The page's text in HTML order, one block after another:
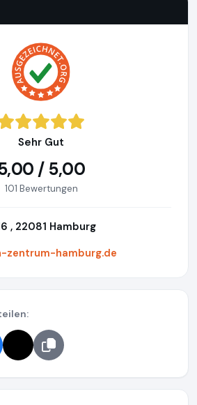
Sehr Gut
/ 5,00
101 Bewertungen
, 22081 Hamburg
zentrum-hamburg.de